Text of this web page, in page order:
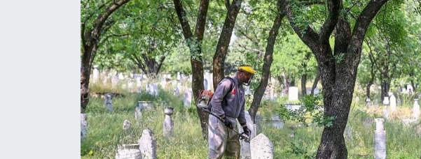
ÖZEL HABER
RESMİ REKLAM